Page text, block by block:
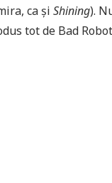
ca și Shining).
tot de Bad